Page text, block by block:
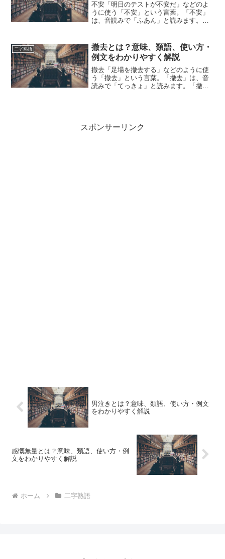
不安「明日のテストが不安だ」などのよ
うに使う「不安」という言葉。「不安」
は、音読みで「ふあん」と読みます。
や使い方や類語について、小説などの用
例を紹介しながら、わかりや...
二字熟語
撤去とは？意味、類語、使い方・
例文をわかりやすく解説
撤去「足場を撤去する」などのように使
う「撤去」という言葉。「撤去」は、音
読みで「てっきょ」と読みます。「撤
スポンサーリンク
男泣きとは？意味、類語、使い方・例文
をわかりやすく解説
感慨無量とは？意味、類語、使い方・例
文をわかりやすく解説
ホーム 二字熟語